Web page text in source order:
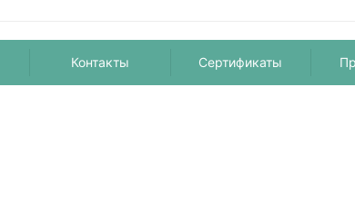
Контакты Сертификаты